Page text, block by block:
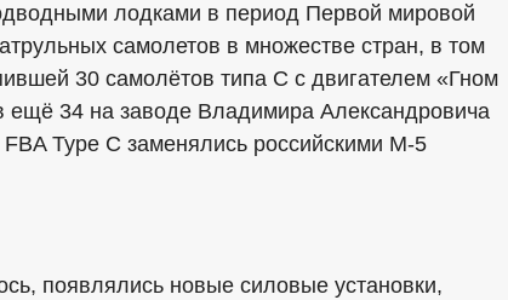
лодками в период Первой мировой
самолетов в множестве стран, в том
30 самолётов типа С с двигателем «Гном
ещё 34 на заводе Владимира Александровича
Type C заменялись российскими М-5
появлялись новые силовые установки,